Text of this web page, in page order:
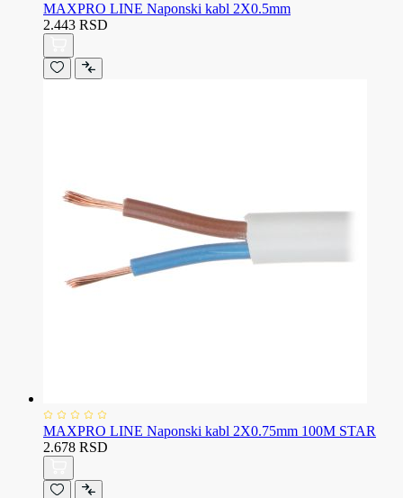
MAXPRO LINE Naponski kabl 2X0.5mm
2.443 RSD
MAXPRO LINE Naponski kabl 2X0.75mm 100M STAR
2.678 RSD